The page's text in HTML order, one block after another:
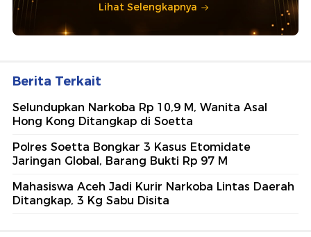
Lihat Selengkapnya
Berita Terkait
Selundupkan Narkoba Rp 10,9 M, Wanita Asal
Hong Kong Ditangkap di Soetta
Polres Soetta Bongkar 3 Kasus Etomidate
Jaringan Global, Barang Bukti Rp 97 M
Mahasiswa Aceh Jadi Kurir Narkoba Lintas Daerah
Ditangkap, 3 Kg Sabu Disita